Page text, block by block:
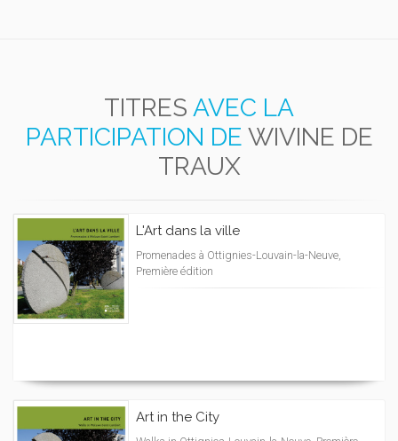
TITRES AVEC LA
PARTICIPATION DE WIVINE DE
TRAUX
L'Art dans la ville
Promenades à Ottignies-Louvain-la-Neuve,
Première édition
Art in the City